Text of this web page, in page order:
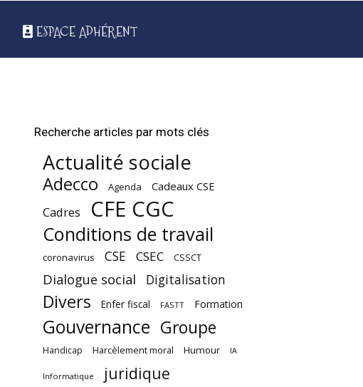
ESPACE ADHÉRENT
Recherche articles par mots clés
Actualité sociale
Adecco Agenda Cadeaux CSE
Cadres CFE CGC
Conditions de travail
coronavirus CSE CSEC CSSCT
Dialogue social Digitalisation
Divers Enfer fiscal FASTT Formation
Gouvernance Groupe
Handicap Harcèlement moral Humour IA
Informatique
juridique